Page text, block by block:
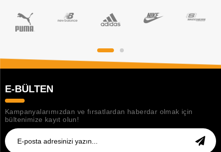
E-BÜLTEN
Kampanyalarımızdan ve fırsatlardan haberdar olmak için
bültenimize kayıt olun!